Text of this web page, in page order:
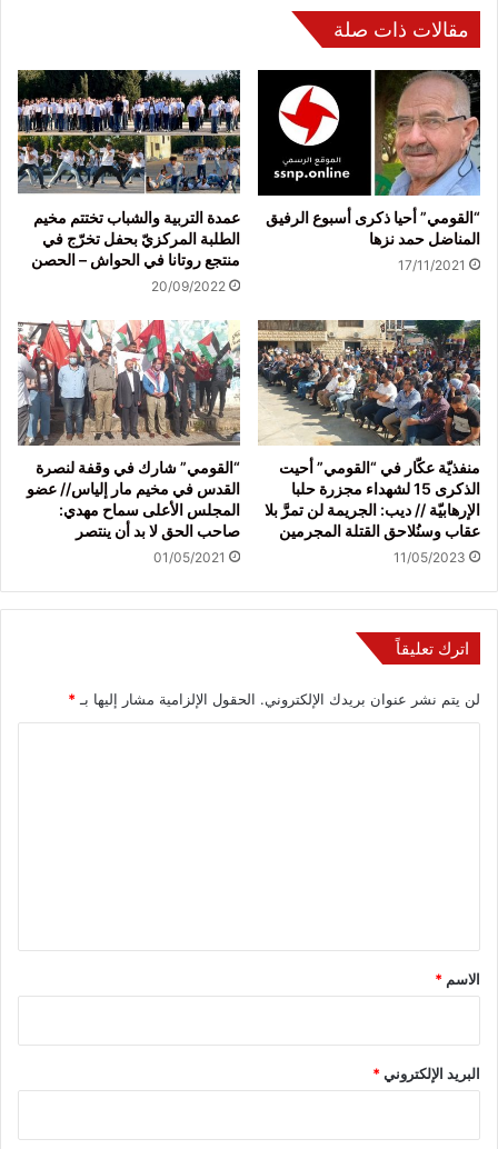
مقالات ذات صلة
“القومي” أحيا ذكرى أسبوع الرفيق
المناضل حمد نزها
17/11/2021
عمدة التربية والشباب تختتم مخيم
الطلبة المركزيّ بحفل تخرّج في
منتجع روتانا في الحواش – الحصن
20/09/2022
منفذيّة عكّار في “القومي” أحيت
الذكرى 15 لشهداء مجزرة حلبا
الإرهابيّة // ديب: الجريمة لن تمرَّ بلا
عقاب وسنُلاحق القتلة المجرمين
11/05/2023
“القومي” شارك في وقفة لنصرة
القدس في مخيم مار إلياس// عضو
المجلس الأعلى سماح مهدي:
صاحب الحق لا بد أن ينتصر
01/05/2021
اترك تعليقاً
لن يتم نشر عنوان بريدك الإلكتروني. الحقول الإلزامية مشار إليها بـ *
*
الاسم *
البريد الإلكتروني*